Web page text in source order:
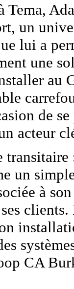
Tema,
un
lui a
une
au
de se
acteur
un
à
CA